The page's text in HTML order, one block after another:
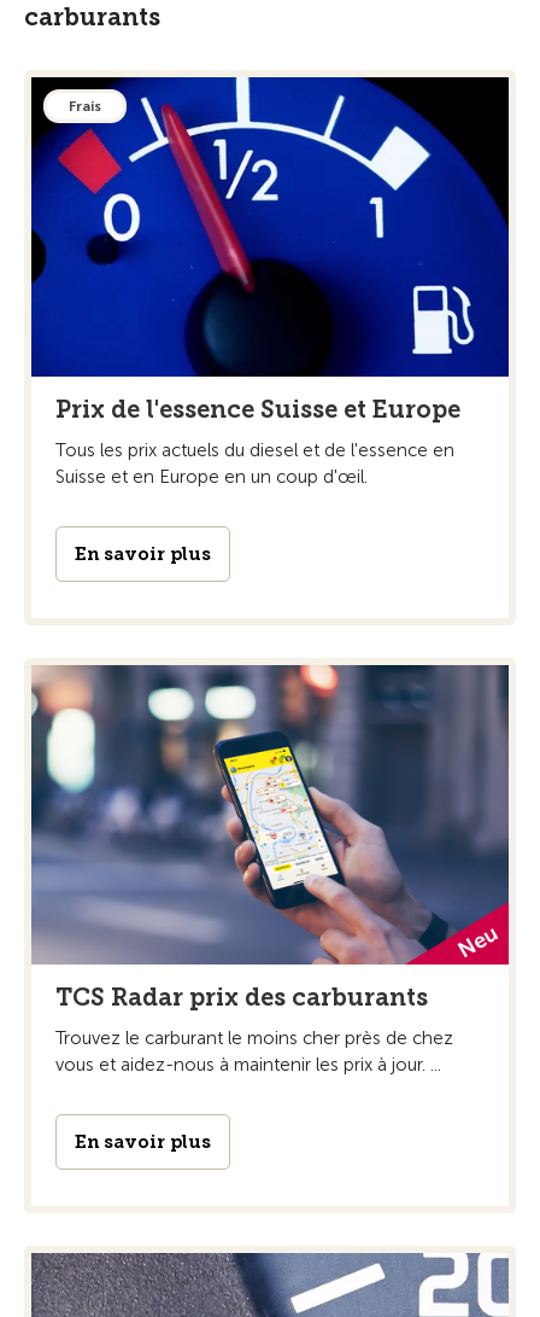
carburants
Frais
Prix de l'essence Suisse et Europe
Tous les prix actuels du diesel et de l'essence en
Suisse et en Europe en un coup d'œil.
En savoir plus
TCS Radar prix des carburants
Trouvez le carburant le moins cher près de chez
vous et aidez-nous à maintenir les prix à jour. ...
En savoir plus